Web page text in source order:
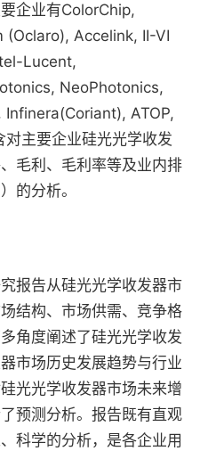
企业有ColorChip,
(Oclaro), Accelink, II-VI
Lucent,
NeoPhotonics,
ATOP,
主要企业硅光光学收发
毛利、毛利率等及业内排
的分析。
报告从硅光光学收发器市
结构、市场供需、竞争格
角度阐述了硅光光学收发
市场历史发展趋势与行业
光光学收发器市场未来增
预测分析。报告既有直观
科学的分析，是各企业用